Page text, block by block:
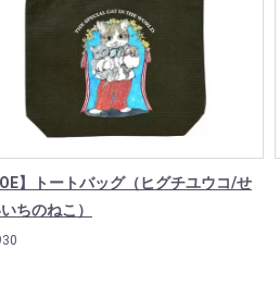
】トートバッグ（ヒグチユウコ/せ
ちのねこ）